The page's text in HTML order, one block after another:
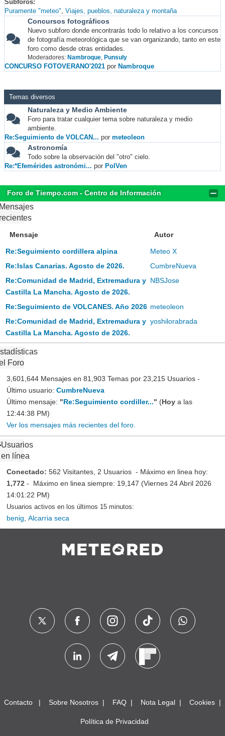
Subforos
Puramente "meteo" Viajes, pueblos, naturaleza y montaña
Concursos fotográficos
Nuevo subforo donde encontrarás todo lo relativo a los concursos
de fotografía meteorológica que se van organizando, tanto en este
foro como desde otras entidades.
Moderadores: Nambroque, Punsuly
CONCURSO FOTOVERANO'2021 por Nambroque
Temas diversos
Naturaleza y Medio Ambiente
Foro para tratar cualquier tema sobre naturaleza y medio
ambiente.
Re:Seguimiento de VOLCAN... por meteoleon
Astronomía
Todo sobre la observación del "otro" cielo.
Re:*Efemérides astronómi... por PolVen
Foro de Tiempo.com - Centro de Información
Mensaje Autor
Re:Seguimiento cordillera alpina
Meteo X
Re:Islas Canarias. Agosto de 2026.
CumbreNueva
Re:Comunidad de Madrid, Extremadura y
Castilla La Mancha. Agosto de 2026.
NBSJose
Re:Seguimiento de VOLCANES. Año 2026 meteoleon
Re:Comunidad de Madrid, Extremadura y
Castilla La Mancha. Agosto de 2026.
yoshilorabrada
Foro
3,601,644 Mensajes en 81,903 Temas por 23,215 Usuarios -
Último usuario: CumbreNueva
Último mensaje: "Re:Seguimiento cordiller..." (Hoy a las
12:44:38 PM)
Ver los mensajes más recientes del foro.
Usuarios
en línea
Conectado: 562 Visitantes, 2 Usuarios - Máximo en linea hoy:
1,772 - Máximo en linea siempre: 19,147 (Viernes 24 Abril 2026
14:01:22 PM)
Usuarios activos en los últimos 15 minutos:
benig Alcarria seca
Contacto Sobre Nosotros FAQ Nota Legal Cookies
Política de Privacidad